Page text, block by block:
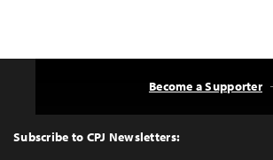
Top
Subscribe to CPJ Newsletters:
Become a Supporter